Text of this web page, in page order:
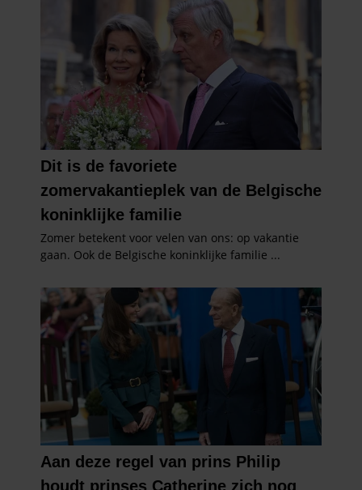
partners voor social media, adverteren en analyse. Deze
partners kunnen deze gegevens combineren met andere
informatie die u aan ze heeft verstrekt of die ze hebben
verzameld op basis van uw gebruik van hun services. U
gaat akkoord met onze cookies als u onze website blijft
gebruiken.